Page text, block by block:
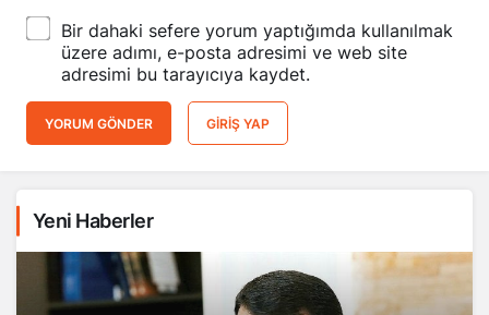
Bir dahaki sefere yorum yaptığımda kullanılmak
üzere adımı, e-posta adresimi ve web site
adresimi bu tarayıcıya kaydet.
YORUM GÖNDER GIRIŞ YAP
Yeni Haberler